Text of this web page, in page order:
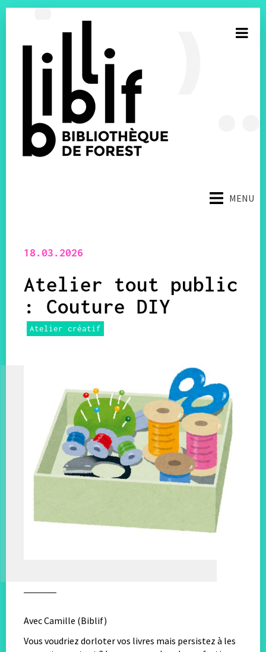
MENU
18.03.2026
Atelier tout public
: Couture DIY
Atelier créatif
Avec Camille (Biblif)
Vous voudriez dorloter vos livres mais persistez à les